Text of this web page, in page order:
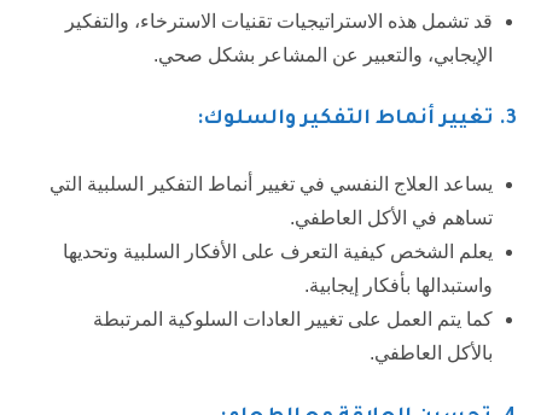
قد تشمل هذه الاستراتيجيات تقنيات الاسترخاء، والتفكير
الإيجابي، والتعبير عن المشاعر بشكل صحي.
3. تغيير أنماط التفكير والسلوك:
يساعد العلاج النفسي في تغيير أنماط التفكير السلبية التي
تساهم في الأكل العاطفي.
يعلم الشخص كيفية التعرف على الأفكار السلبية وتحديها
واستبدالها بأفكار إيجابية.
كما يتم العمل على تغيير العادات السلوكية المرتبطة
بالأكل العاطفي.